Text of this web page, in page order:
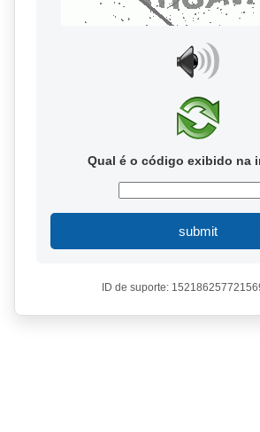
Qual é o código exibido na
submit
ID de suporte: